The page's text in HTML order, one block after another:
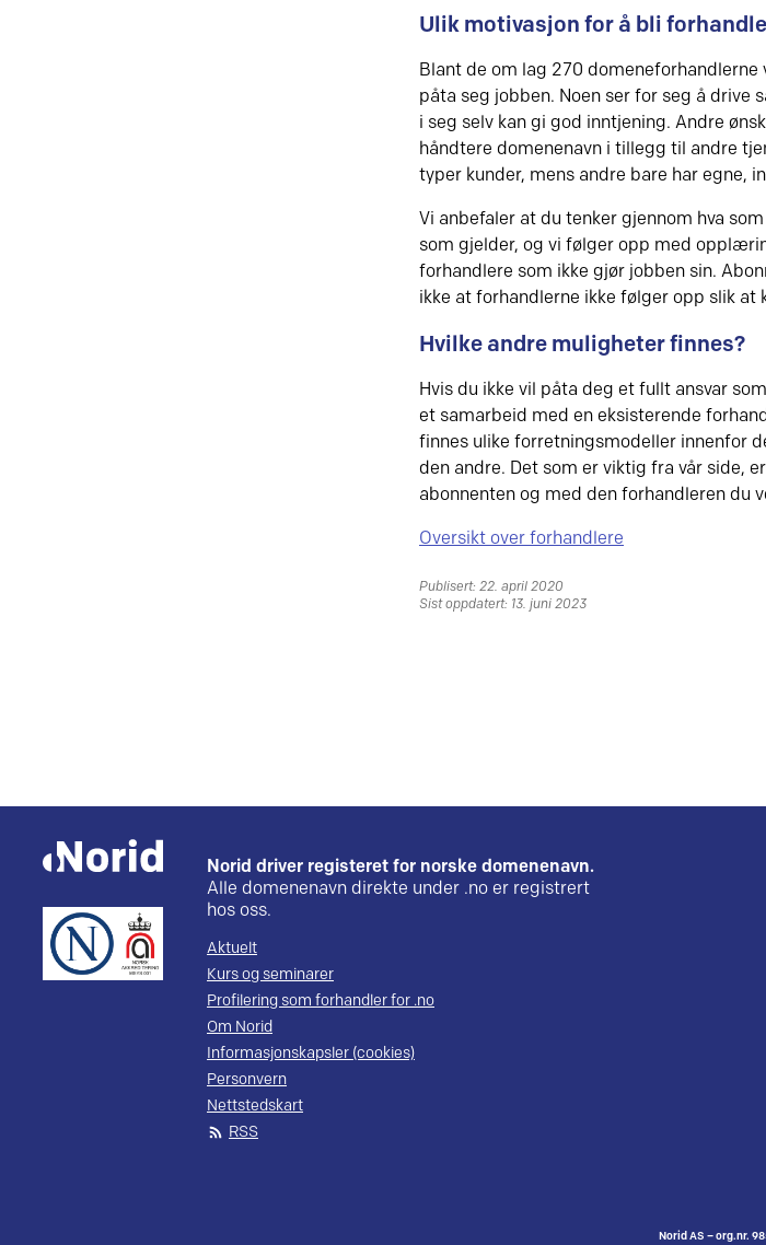
Ulik motivasjon for å bli
Blant de om lag 270
påta seg jobben. Noen ser for seg å
i seg selv kan gi god inntjening. Andre
håndtere domenenavn i tillegg til andre
typer kunder, mens andre bare har egne,
Vi anbefaler at du tenker gjennom hva
som gjelder, og vi følger opp med
forhandlere som ikke gjør jobben sin.
ikke at forhandlerne ikke følger opp slik at
Hvilke andre muligheter finnes?
Hvis du ikke vil påta deg et fullt ansvar
et samarbeid med en eksisterende
finnes ulike forretningsmodeller innenfor
den andre. Det som er viktig fra vår side,
abonnenten og med den forhandleren du
Oversikt over forhandlere
Publisert: 22. april 2020
Sist oppdatert: 13. juni 2023
Norid driver registeret for norske domenenavn.
Alle domenenavn direkte under .no er registrert
hos oss.
Aktuelt
Kurs og seminarer
Profilering som forhandler for .no
Om Norid
Informasjonskapsler (cookies)
Personvern
Nettstedskart
RSS
Norid AS – org.nr.